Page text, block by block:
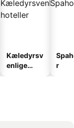
Kæledyrsv
enlige
r